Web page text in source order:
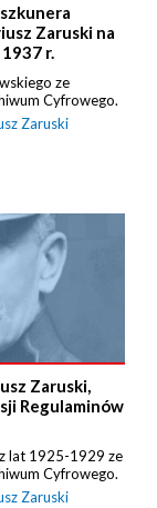
Zaruski na
r.
ze
Cyfrowego.
Zaruski
Zaruski,
Regulaminów
lat 1925-1929 ze
Cyfrowego.
Zaruski